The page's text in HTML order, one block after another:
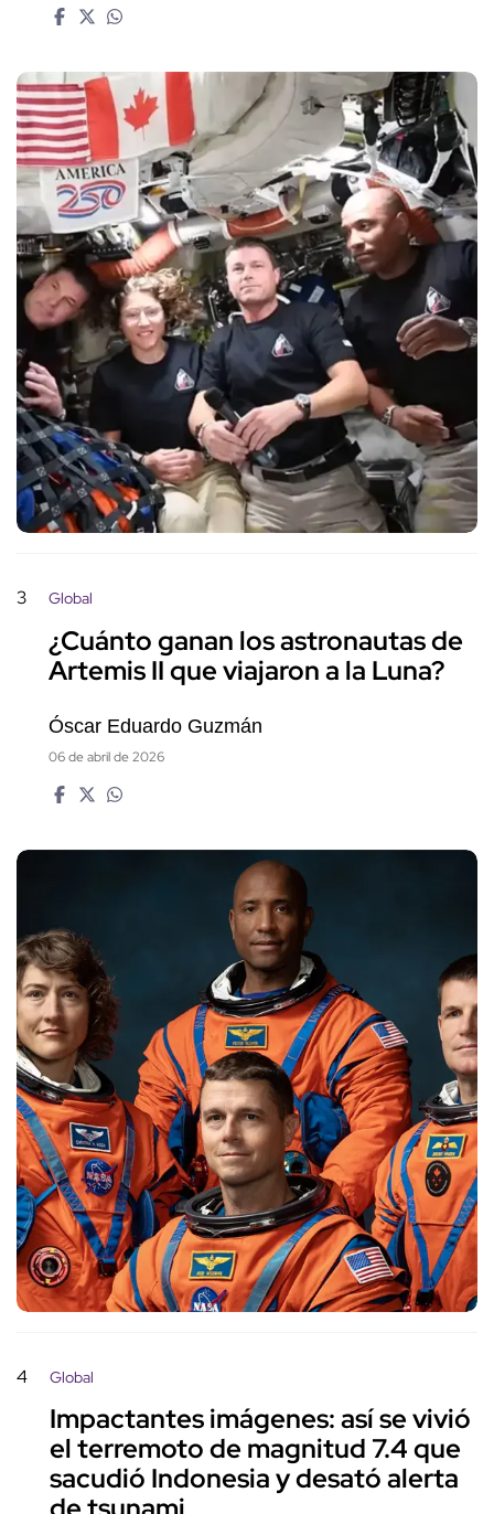
3 Global
¿Cuánto ganan los astronautas de
Artemis II que viajaron a la Luna?
Óscar Eduardo Guzmán
06 de abril de 2026
4 Global
Impactantes imágenes: así se vivió
el terremoto de magnitud 7.4 que
sacudió Indonesia y desató alerta